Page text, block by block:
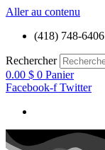
Aller au contenu
(418) 748-6406
Rechercher
0.00 $ 0 Panier
Facebook-f Twitter